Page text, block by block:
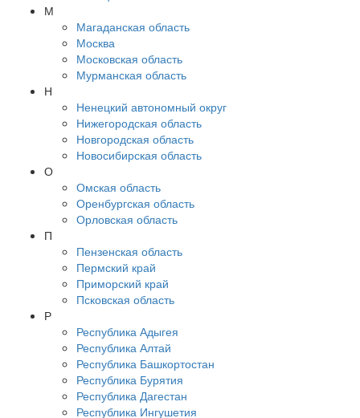
М
Магаданская область
Москва
Московская область
Мурманская область
Н
Ненецкий автономный округ
Нижегородская область
Новгородская область
Новосибирская область
О
Омская область
Оренбургская область
Орловская область
П
Пензенская область
Пермский край
Приморский край
Псковская область
Р
Республика Адыгея
Республика Алтай
Республика Башкортостан
Республика Бурятия
Республика Дагестан
Республика Ингушетия